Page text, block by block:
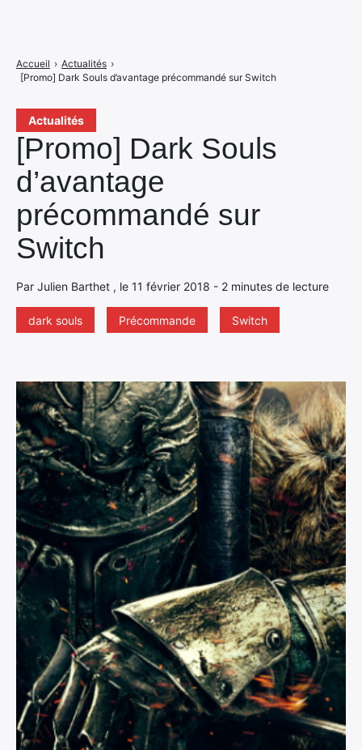
Actualités
[Promo] Dark Souls
d’avantage
précommandé sur
Switch
Par Julien Barthet , le 11 février 2018 - 2 minutes de lecture
dark souls Précommande Switch
Accueil › Actualités ›
[Promo] Dark Souls d’avantage précommandé sur Switch